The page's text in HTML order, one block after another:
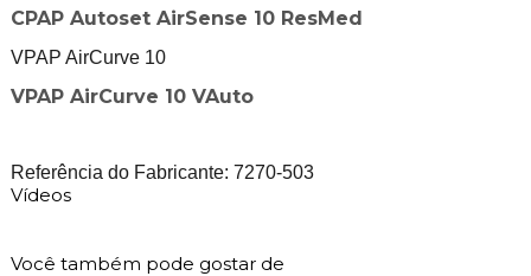
CPAP Autoset AirSense 10 ResMed
VPAP AirCurve 10
VPAP AirCurve 10 VAuto
Referência do Fabricante: 7270-503
Vídeos
Você também pode gostar de